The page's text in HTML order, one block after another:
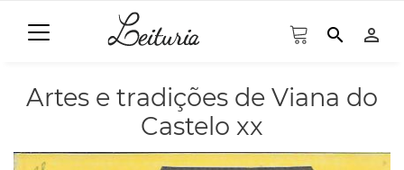
search person_outline
Artes e tradições de Viana do
Castelo xx